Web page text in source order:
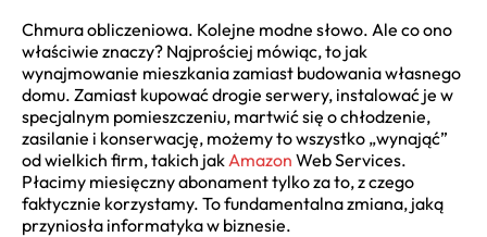
Chmura obliczeniowa. Kolejne modne słowo. Ale co ono
właściwie znaczy? Najprościej mówiąc, to jak
wynajmowanie mieszkania zamiast budowania własnego
domu. Zamiast kupować drogie serwery, instalować je w
specjalnym pomieszczeniu, martwić się o chłodzenie,
zasilanie i konserwację, możemy to wszystko „wynająć”
od wielkich firm, takich jak Amazon Web Services.
Płacimy miesięczny abonament tylko za to, z czego
faktycznie korzystamy. To fundamentalna zmiana, jaką
przyniosła informatyka w biznesie.